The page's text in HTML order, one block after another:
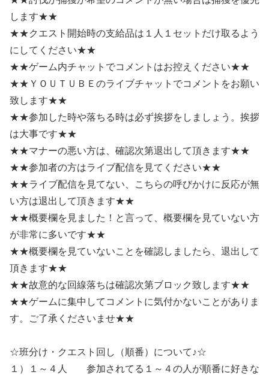
します★★
★★クエスト開始時の支給品は１人１セットだけ取るよう
にしてください★★
★★ゲーム内チャットでコメントはお控えください★★
★★ＹＯＵＴＵＢＥのライブチャットでコメントをお願い
致します★★
★★参加した時や落ちる時は必ず挨拶をしましょう。挨拶
は大事です★★
★★マナーの悪い方は、確認次第退出して頂きます★★
★★参加者の方はライブ配信を見てください★★
★★ライブ配信を見てない、こちらの呼びかけに反応が無
い方は退出して頂きます★★
★★概要欄を見ました！と言って、概要欄を見ていない方
が非常に多いです★★
★★概要欄を見ていないことを確認しましたら、退出して
頂きます★★
★★故意的な回線落ちは確認次第ブロック致します★★
★★ゲームに集中してコメントに気付かないことがありま
す。ご了承くださいませ★★
☆班分け・クエスト回し（順番）について♪☆
１）１～４人 参加されてる１～４の人が順番に好きな